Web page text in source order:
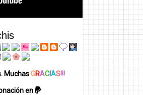
MuchasGRACAS!!!
en